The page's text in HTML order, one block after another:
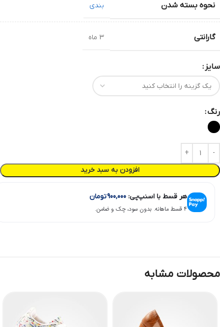
نحوه بسته شدن بندی
گارانتی 3 ماه
سایز
رنگ
افزودن به سبد خرید
هر قسط با اسنپ‌پی: 900,000تومان
۴ قسط ماهانه. بدون سود، چک و ضامن.
محصولات مشابه